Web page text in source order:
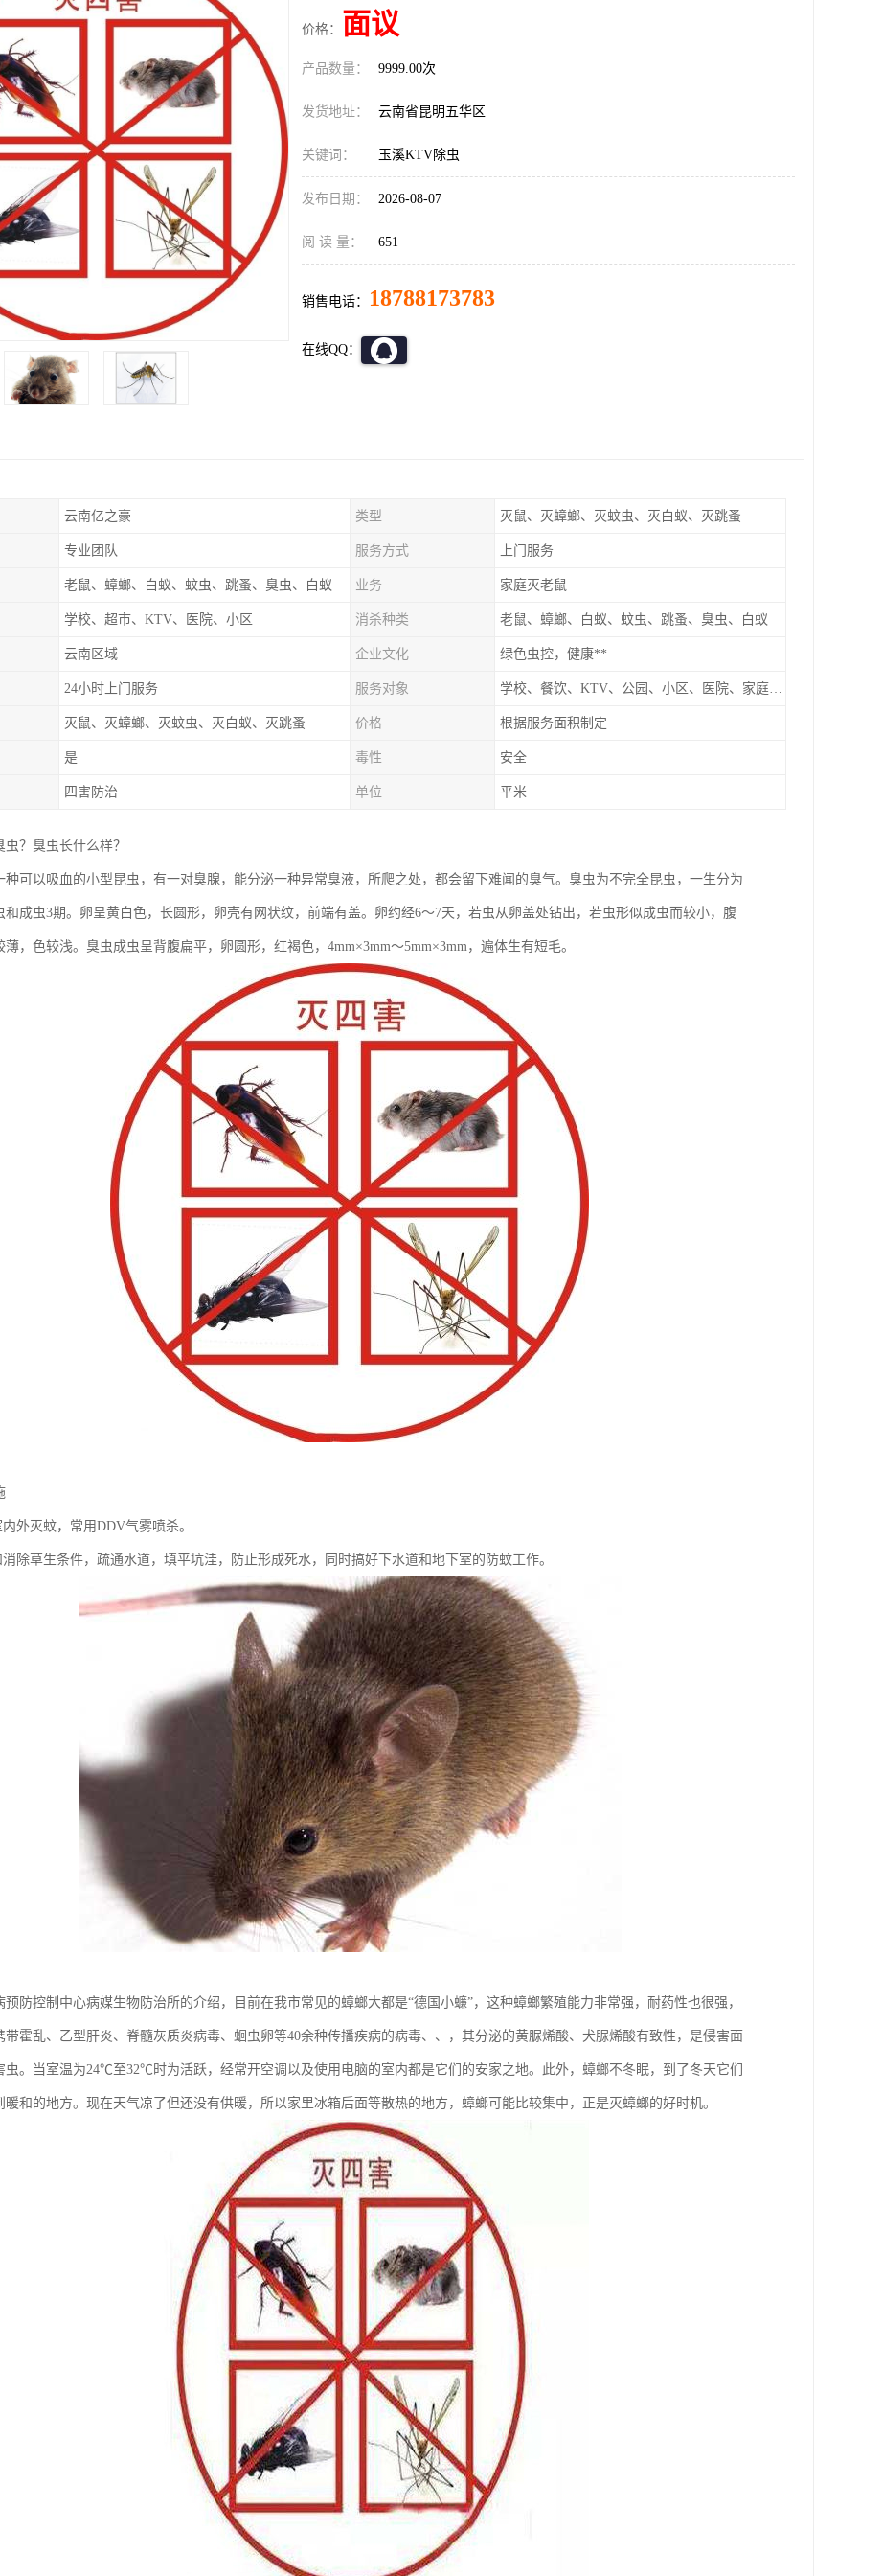
价格： 面议
产品数量： 9999.00次
发货地址： 云南省昆明五华区
关键词： 玉溪KTV除虫
发布日期： 2026-08-07
阅 读 量： 651
销售电话： 18788173783
在线QQ：
云南亿之豪 类型 灭鼠、灭蟑螂、灭蚊虫、灭白蚁、灭跳蚤
专业团队 服务方式 上门服务
老鼠、蟑螂、白蚁、蚊虫、跳蚤、臭虫、白蚁 业务 家庭灭老鼠
学校、超市、KTV、医院、小区 消杀种类 老鼠、蟑螂、白蚁、蚊虫、跳蚤、臭虫、白蚁
云南区域 企业文化 绿色虫控，健康**
24小时上门服务 服务对象 学校、餐饮、KTV、公园、小区、医院、家庭、超市
灭鼠、灭蟑螂、灭蚊虫、灭白蚁、灭跳蚤 价格 根据服务面积制定
是 毒性 安全
四害防治 单位 平米
虫？臭虫长什么样？
种可以吸血的小型昆虫，有一对臭腺，能分泌一种异常臭液，所爬之处，都会留下难闻的臭气。臭虫为不完全昆虫，一生分为
和成虫3期。卵呈黄白色，长圆形，卵壳有网状纹，前端有盖。卵约经6～7天，若虫从卵盖处钻出，若虫形似成虫而较小，腹
薄，色较浅。臭虫成虫呈背腹扁平，卵圆形，红褐色，4mm×3mm～5mm×3mm，遍体生有短毛。
外灭蚊，常用DDV气雾喷杀。
除草生条件，疏通水道，填平坑洼，防止形成死水，同时搞好下水道和地下室的防蚊工作。
预防控制中心病媒生物防治所的介绍，目前在我市常见的蟑螂大都是“德国小蠊”，这种蟑螂繁殖能力非常强，耐药性也很强，
带霍乱、乙型肝炎、脊髓灰质炎病毒、蛔虫卵等40余种传播疾病的病毒、、，其分泌的黄脲烯酸、犬脲烯酸有致性，是侵害面
虫。当室温为24℃至32℃时为活跃，经常开空调以及使用电脑的室内都是它们的安家之地。此外，蟑螂不冬眠，到了冬天它们
暖和的地方。现在天气凉了但还没有供暖，所以家里冰箱后面等散热的地方，蟑螂可能比较集中，正是灭蟑螂的好时机。